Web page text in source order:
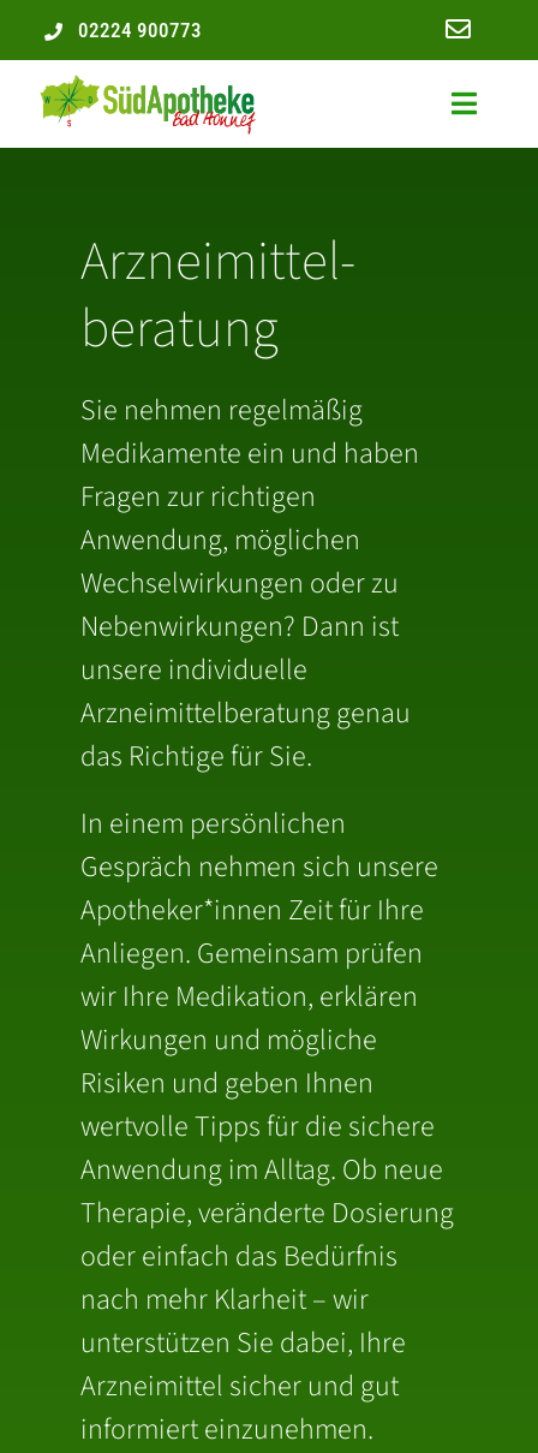
Inhalt
springen
02224 900773
Toggle
Arzneimittel-
beratung
Sie nehmen regelmäßig
Medikamente ein und haben
Fragen zur richtigen
Anwendung, möglichen
Wechselwirkungen oder zu
Nebenwirkungen? Dann ist
unsere individuelle
Arzneimittelberatung genau
das Richtige für Sie.
In einem persönlichen
Gespräch nehmen sich unsere
Apotheker*innen Zeit für Ihre
Anliegen. Gemeinsam prüfen
wir Ihre Medikation, erklären
Wirkungen und mögliche
Risiken und geben Ihnen
wertvolle Tipps für die sichere
Anwendung im Alltag. Ob neue
Therapie, veränderte Dosierung
oder einfach das Bedürfnis
nach mehr Klarheit – wir
unterstützen Sie dabei, Ihre
Arzneimittel sicher und gut
informiert einzunehmen.